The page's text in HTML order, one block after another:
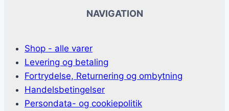
NAVIGATION
Shop - alle varer
Levering og betaling
Fortrydelse, Returnering og ombytning
Handelsbetingelser
Persondata- og cookiepolitik